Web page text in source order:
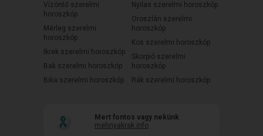
Vízöntő szerelmi
horoszkóp
Mérleg szerelmi
horoszkóp
Ikrek szerelmi horoszkóp
Bak szerelmi horoszkóp
Bika szerelmi horoszkóp
Nyilas szerelmi horoszkóp
Oroszlán szerelmi
horoszkóp
Kos szerelmi horoszkóp
Skorpió szerelmi
horoszkóp
Rák szerelmi horoszkóp
Mert fontos vagy nekünk
mehnyakrak.info